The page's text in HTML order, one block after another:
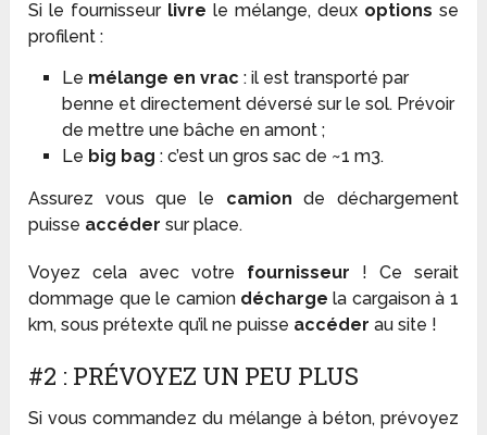
Si le fournisseur livre le mélange, deux options se
profilent :
Le mélange en vrac : il est transporté par
benne et directement déversé sur le sol. Prévoir
de mettre une bâche en amont ;
Le big bag : c’est un gros sac de ~1 m3.
Assurez vous que le camion de déchargement
puisse accéder sur place.
Voyez cela avec votre fournisseur ! Ce serait
dommage que le camion décharge la cargaison à 1
km, sous prétexte qu’il ne puisse accéder au site !
#2 : PRÉVOYEZ UN PEU PLUS
Si vous commandez du mélange à béton, prévoyez